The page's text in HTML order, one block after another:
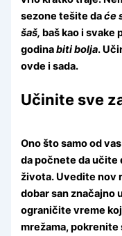
sezone tešite daće
šaš, baš kao i svake
godinabiti bolja.
ovde i sada.
Učinite sve
Ono što samo od
da počnete da
života. Uvedite nov
dobar san značajno
ograničite vreme
mrežama, pokrenite